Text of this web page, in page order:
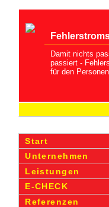
Damit nichts
passiert -
für den
Start
Unternehmen
Leistungen
E-CHECK
Referenzen